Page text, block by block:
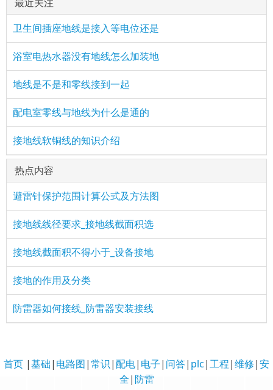
卫生间插座地线是接入等电位还是
浴室电热水器没有地线怎么加装地
地线是不是和零线接到一起
配电室零线与地线为什么是通的
接地线软铜线的知识介绍
热点内容
避雷针保护范围计算公式及方法图
接地线线径要求_接地线截面积选
接地线截面积不得小于_设备接地
接地的作用及分类
防雷器如何接线_防雷器安装接线
首页 |基础| 电路图|常识|配电| 电子| 问答| plc|工程|维修|安
全| 防雷